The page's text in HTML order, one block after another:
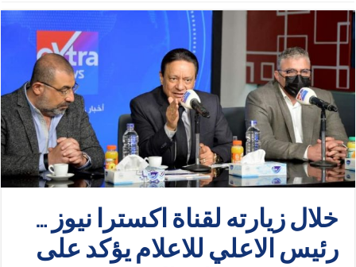
خلال زيارته لقناة اكسترا نيوز …
رئيس الاعلي للاعلام يؤكد على